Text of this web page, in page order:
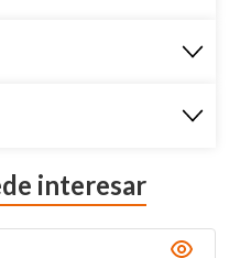
interesar